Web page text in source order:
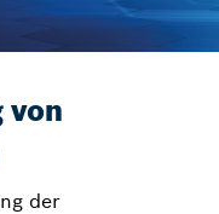
von
der